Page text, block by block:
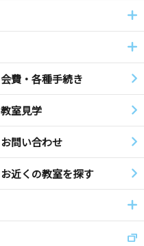
会費・各種手続き
教室見学
お問い合わせ
お近くの教室を探す